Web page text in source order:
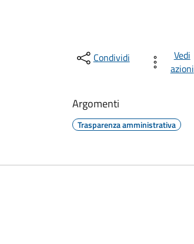
Condividi
Vedi
azioni
Argomenti
Trasparenza amministrativa